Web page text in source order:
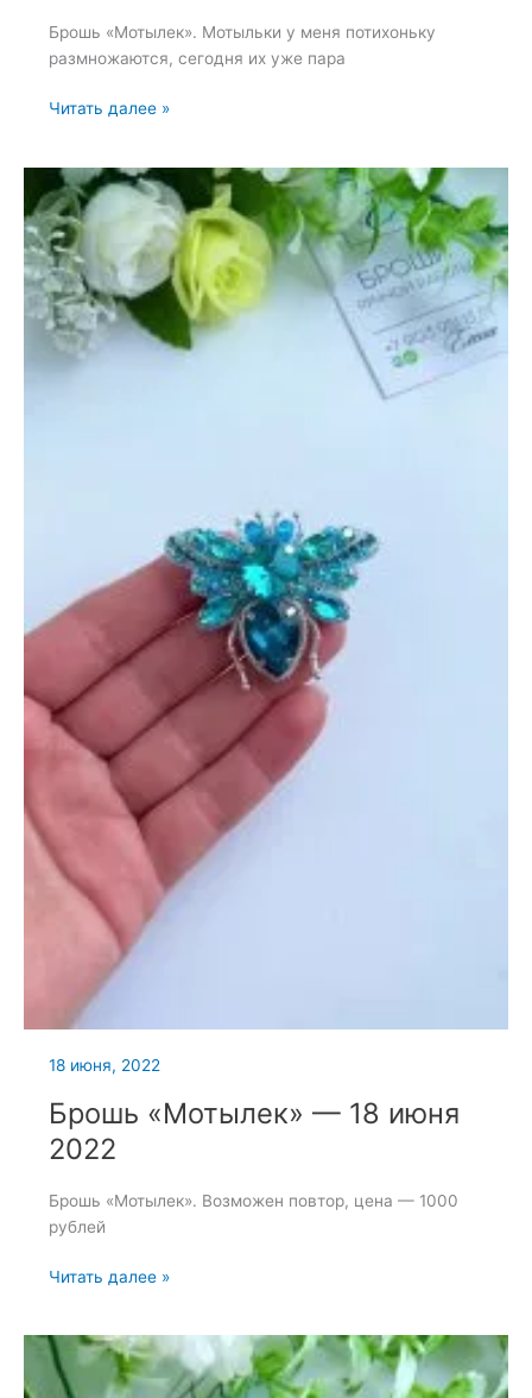
Брошь «Мотылек». Мотыльки у меня потихоньку
размножаются, сегодня их уже пара
Брошь
19
июня
2022
Читать далее »
18 июня, 2022
Брошь «Мотылек» — 18 июня
2022
Брошь «Мотылек». Возможен повтор, цена — 1000
рублей
Брошь
18
июня
Читать далее »